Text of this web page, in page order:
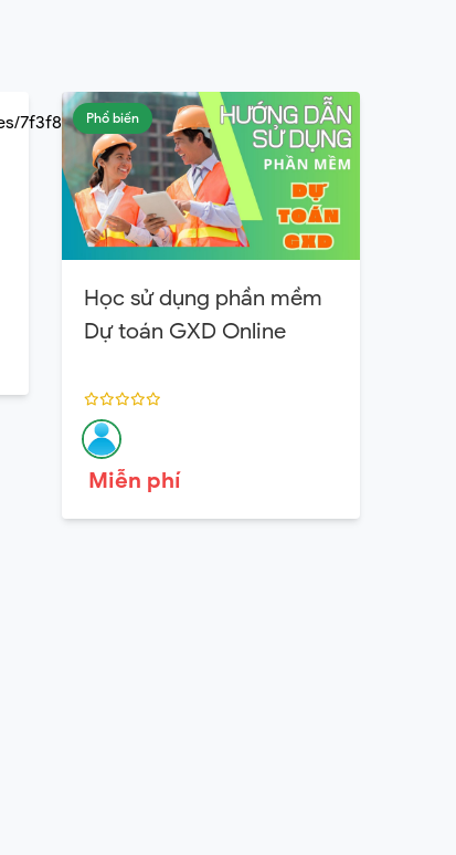
Phổ biến
Học sử dụng phần mềm
Dự toán GXD Online
Miễn phí